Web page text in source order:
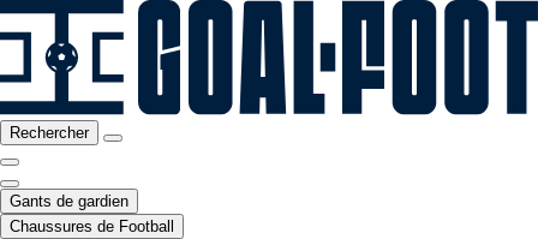
Rechercher
Gants de gardien
Chaussures de Football